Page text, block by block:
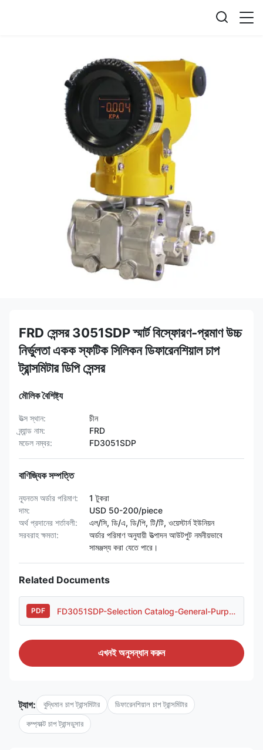
FRD সেন্সর 3051SDP স্মার্ট বিস্ফোরণ-প্রমাণ উচ্চ
নির্ভুলতা একক স্ফটিক সিলিকন ডিফারেনশিয়াল চাপ
ট্রান্সমিটার ডিপি সেন্সর
মৌলিক বৈশিষ্ট্য
উত্স স্থান:
চীন
ব্র্যান্ড নাম:
FRD
মডেল নম্বর:
FD3051SDP
বাণিজ্যিক সম্পত্তি
ন্যূনতম অর্ডার পরিমাণ:
1 টুকরা
দাম:
USD 50-200/piece
অর্থ প্রদানের শর্তাবলী:
এল/সি, ডি/এ, ডি/পি, টি/টি, ওয়েস্টার্ন ইউনিয়ন
সরবরাহ ক্ষমতা:
অর্ডার পরিমাণ অনুযায়ী উত্পাদন আউটপুট নমনীয়ভাবে
সামঞ্জস্য করা যেতে পারে।
Related Documents
PDF FD3051SDP-Selection Catalog-General-Purpose Housing..pdf
এখনই অনুসন্ধান করুন
ট্যাগ: বুদ্ধিমান চাপ ট্রান্সমিটার ডিফারেনশিয়াল চাপ ট্রান্সমিটার
কম্প্যাক্ট চাপ ট্রান্সডুসার